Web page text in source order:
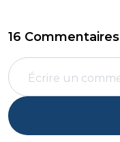
16 Commentaires